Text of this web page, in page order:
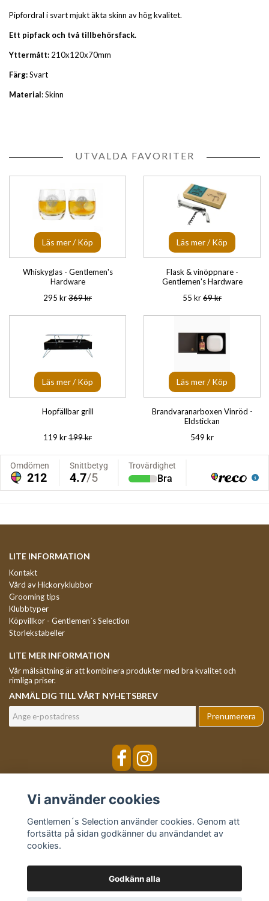
Pipfordral i svart mjukt äkta skinn av hög kvalitet.
Ett pipfack och två tillbehörsfack.
Yttermått: 210x120x70mm
Färg:Svart
Material: Skinn
UTVALDA FAVORITER
Läs mer / Köp
Whiskyglas - Gentlemen's
Hardware
295 kr369 kr
Läs mer / Köp
Flask & vinöppnare -
Gentlemen's Hardware
55 kr69 kr
Läs mer / Köp
Hopfällbar grill
119 kr199 kr
Läs mer / Köp
Brandvaranarboxen Vinröd -
Eldstickan
549 kr
LITE INFORMATION
Kontakt
Vård av Hickoryklubbor
Grooming tips
Klubbtyper
Köpvillkor - Gentlemen´s Selection
Storlekstabeller
LITE MER INFORMATION
Vår målsättning är att kombinera produkter med bra kvalitet och
rimliga priser.
ANMÄL DIG TILL VÅRT NYHETSBREV
Prenumerera
Vi använder cookies
Gentlemen´s Selection använder cookies. Genom att
fortsätta på sidan godkänner du användandet av
cookies.
Godkänn alla